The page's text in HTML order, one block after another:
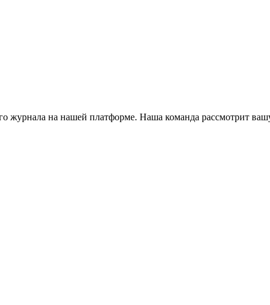
журнала на нашей платформе. Наша команда рассмотрит